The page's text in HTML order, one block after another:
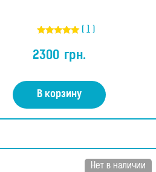
5.00
из 5
( 1 )
2300 грн.
В корзину
Нет в наличии